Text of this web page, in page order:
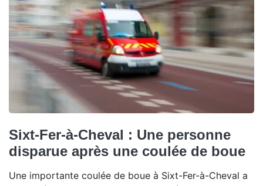
Sixt-Fer-à-Cheval : Une personne
disparue après une coulée de boue
Une importante coulée de boue à Sixt-Fer-à-Cheval a